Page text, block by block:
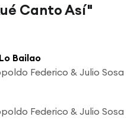
Canto Así"
Bailao
Federico & Julio Sosa
Federico & Julio Sosa